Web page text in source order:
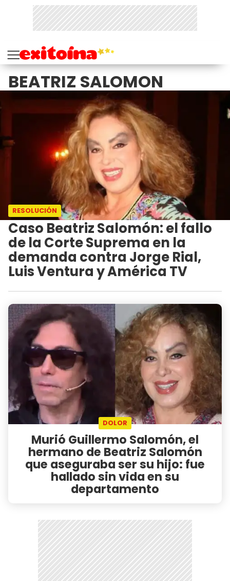
BEATRIZ SALOMON
RESOLUCIÓN
Caso Beatriz Salomón: el fallo
de la Corte Suprema en la
demanda contra Jorge Rial,
Luis Ventura y América TV
DOLOR
Murió Guillermo Salomón, el
hermano de Beatriz Salomón
que aseguraba ser su hijo: fue
hallado sin vida en su
departamento